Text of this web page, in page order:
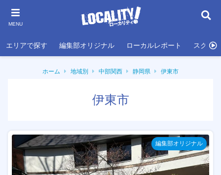
MENU
エリアで探す 編集部オリジナル ローカルレポート スクール
ホーム 地域別 中部関西 静岡県 伊東市
伊東市
編集部オリジナル